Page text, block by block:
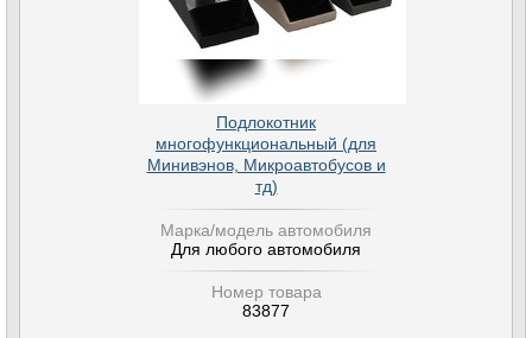
Подлокотник
многофункциональный (для
Минивэнов, Микроавтобусов и
тд)
Марка/модель автомобиля
Для любого автомобиля
Номер товара
83877